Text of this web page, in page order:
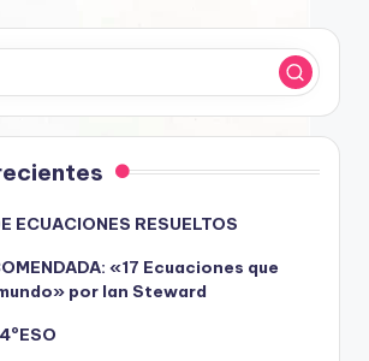
ECUACIONES RESUELTOS
«17 Ecuaciones que
por Ian Steward